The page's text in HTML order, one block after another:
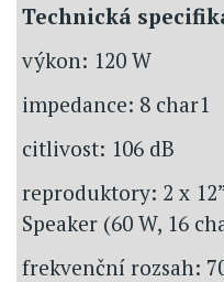
Technická
výkon: 120 W
impedance: 8 char1
citlivost: 106 dB
reproduktory: 2 x
Speaker (60 W, 16
frekvenční rozsah: